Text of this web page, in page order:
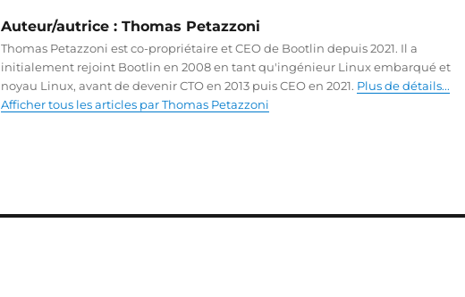
Auteur/autrice :Thomas Petazzoni
Thomas Petazzoni est co-propriétaire et CEO de Bootlin depuis 2021. Il a
initialement rejoint Bootlin en 2008 en tant qu'ingénieur Linux embarqué et
noyau Linux, avant de devenir CTO en 2013 puis CEO en 2021. Plus de détails...
Afficher tous les articles par Thomas Petazzoni